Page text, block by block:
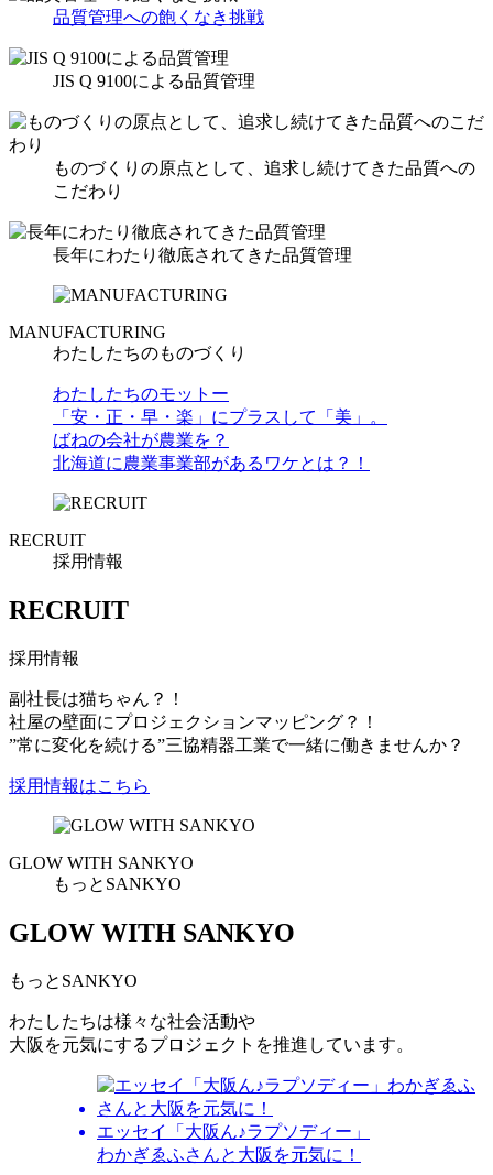
品質管理への飽くなき挑戦
JIS Q 9100による品質管理
ものづくりの原点として、追求し続けてきた品質への
こだわり
長年にわたり徹底されてきた品質管理
MANUFACTURING
わたしたちのものづくり
わたしたちのモットー
「安・正・早・楽」にプラスして「美」。
ばねの会社が農業を？
北海道に農業事業部があるワケとは？！
RECRUIT
採用情報
RECRUIT
採用情報
副社長は猫ちゃん？！
社屋の壁面にプロジェクションマッピング？！
”常に変化を続ける”三協精器工業で一緒に働きませんか？
採用情報はこちら
GLOW WITH SANKYO
もっとSANKYO
GLOW WITH SANKYO
もっとSANKYO
わたしたちは様々な社会活動や
大阪を元気にするプロジェクトを推進しています。
エッセイ
「大阪ん♪ラプソディー」
わかぎゑふさんと大阪を元気に！